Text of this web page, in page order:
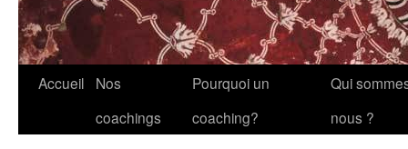
Aller
Accueil
Nos
coachings
Pourquoi un
coaching?
Qui
nous ?